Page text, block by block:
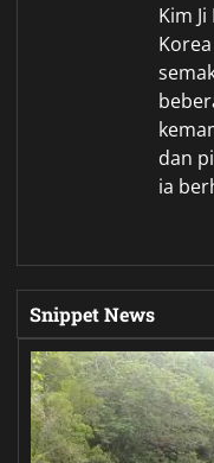
Kim
dan
ia
Snippet News